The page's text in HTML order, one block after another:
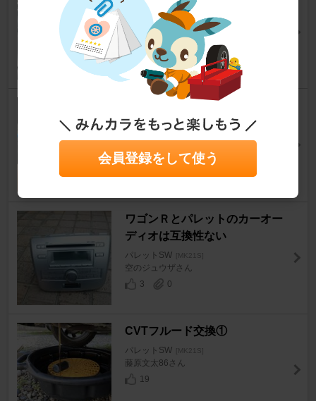
パレットSW [MK21S]
空のジュウザさん
7
けやり直しその２ パレットS
Wリア
パレットSW [MK21S]
ワゴンＲとパレットのカーオー
ディオは互換性ない
パレットSW [MK21S]
空のジュウザさん
3
0
CVTフルード交換①
パレットSW [MK21S]
藤原文太86さん
19
会員登録をして使う